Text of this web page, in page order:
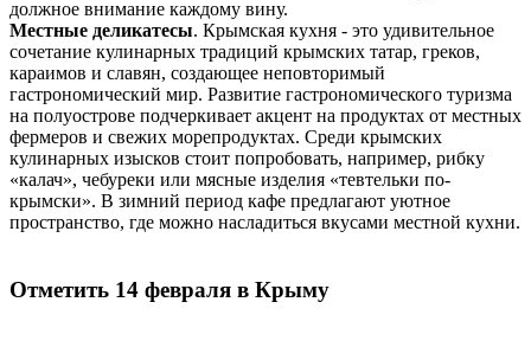
должное внимание каждому вину.
Местные деликатесы. Крымская кухня - это удивительное
сочетание кулинарных традиций крымских татар, греков,
караимов и славян, создающее неповторимый
гастрономический мир. Развитие гастрономического туризма
на полуострове подчеркивает акцент на продуктах от местных
фермеров и свежих морепродуктах. Среди крымских
кулинарных изысков стоит попробовать, например, рибку
«калач», чебуреки или мясные изделия «тевтельки по-
крымски». В зимний период кафе предлагают уютное
пространство, где можно насладиться вкусами местной кухни.
Отметить 14 февраля в Крыму